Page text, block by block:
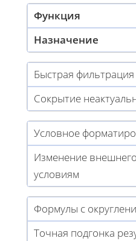
Функция
Назначение
Быстрая фильтрация
Сокрытие
Условное
Изменение
условиям
Формулы с
Точная подгонка